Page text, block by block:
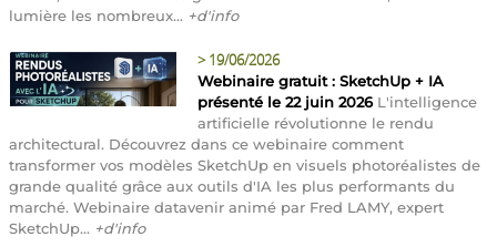
lumière les nombreux... +d'info
> 19/06/2026
Webinaire gratuit : SketchUp + IA
présenté le 22 juin 2026L'intelligence
artificielle révolutionne le rendu
architectural. Découvrez dans ce webinaire comment
transformer vos modèles SketchUp en visuels photoréalistes de
grande qualité grâce aux outils d'IA les plus performants du
marché. Webinaire datavenir animé par Fred LAMY, expert
SketchUp... +d'info